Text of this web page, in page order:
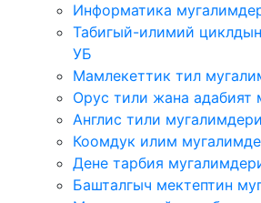
Информатика
Табигый-илимий
УБ
Мамлекеттик тил
Орус тили жана адабият
Англис тили
Коомдук илим
Дене тарбия
Башталгыч мектептин